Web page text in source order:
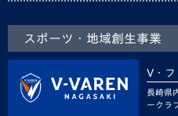
スポーツ・地域創生事業
V・
長崎県
ークラ